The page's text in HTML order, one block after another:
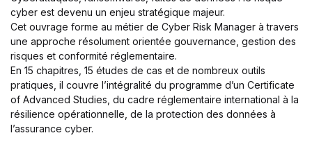
cyber est devenu un enjeu stratégique majeur.
Cet ouvrage forme au métier de Cyber Risk Manager à travers
une approche résolument orientée gouvernance, gestion des
risques et conformité réglementaire.
En 15 chapitres, 15 études de cas et de nombreux outils
pratiques, il couvre l’intégralité du programme d’un Certificate
of Advanced Studies, du cadre réglementaire international à la
résilience opérationnelle, de la protection des données à
l’assurance cyber.